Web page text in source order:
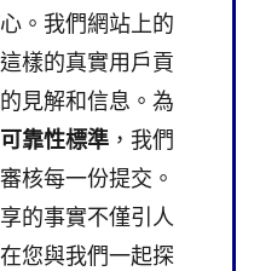
。我們網站上的
樣的真實用戶貢
見解和信息。為
靠性標準 ，我們
核每一份提交。
的事實不僅引人
您與我們一起探